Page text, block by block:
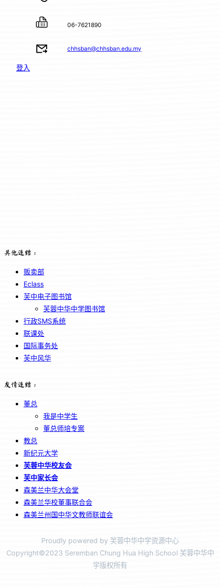
06-7621890
chhsban@chhsban.edu.my
登入
其他连结：
贩卖部
Eclass
芙中电子图书馆
芙蓉中华中学图书馆
行政SMS系统
联课处
国际事务处
芙中风华
友情连结：
董总
我是中学生
董总师培专案
教总
新纪元大学
芙蓉中华校友会
芙中家长会
森美兰中华大会堂
森美兰华校董事联合会
森美兰州国中华文教师联谊会
Proudly powered by 芙蓉中华中学资源中心
Copyright©2023 Seremban Chung Hua High School 芙蓉中华中
学版权所有